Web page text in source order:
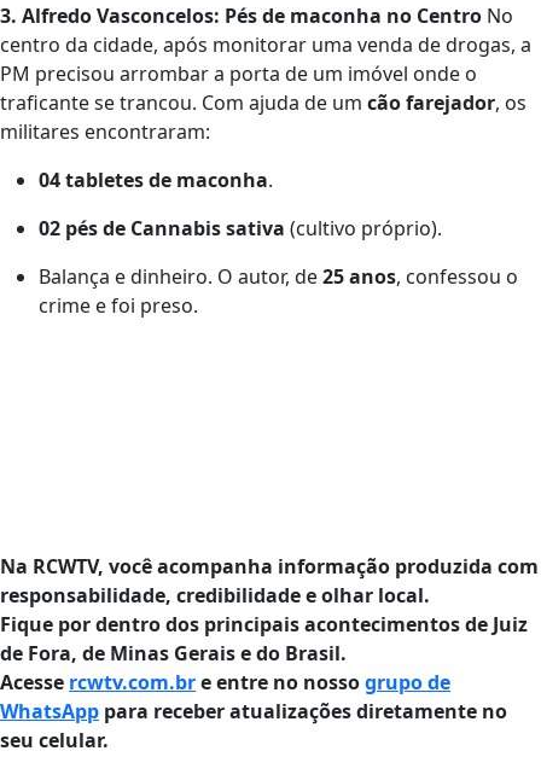
3. Alfredo Vasconcelos: Pés de maconha no Centro No
centro da cidade, após monitorar uma venda de drogas, a
PM precisou arrombar a porta de um imóvel onde o
traficante se trancou. Com ajuda de um cão farejador, os
militares encontraram:
04 tabletes de maconha.
02 pés de Cannabis sativa (cultivo próprio).
Balança e dinheiro. O autor, de25 anos, confessou o
crime e foi preso.
Na RCWTV, você acompanha informação produzida com
responsabilidade, credibilidade e olhar local.
Fique por dentro dos principais acontecimentos de Juiz
de Fora, de Minas Gerais e do Brasil.
Acesse rcwtv.com.bre entre no nossogrupo de
WhatsApp para receber atualizações diretamente no
seu celular.